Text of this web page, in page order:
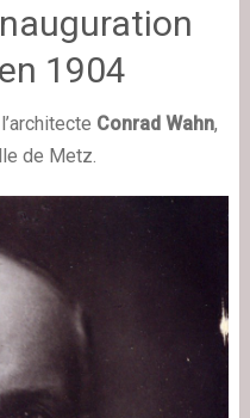
1904
Conrad Wahn,
de Metz.